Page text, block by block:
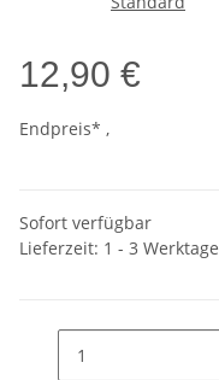
12,90 €
Endpreis* ,
Sofort verfügbar
Lieferzeit: 1 - 3 Werktage